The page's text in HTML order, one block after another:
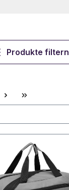
Produkte filtern